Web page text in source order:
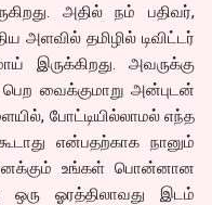
அதில் நம் பதிவர்,
அளவில் தமிழில் டிவிட்டர்
இருக்கிறது. அவருக்கு
வைக்குமாறு அன்புடன்
போட்டியில்லாமல் எந்த
என்பதற்காக நானும்
எனக்கும் உங்கள் பொன்னான
ஓரத்திலாவது இடம்